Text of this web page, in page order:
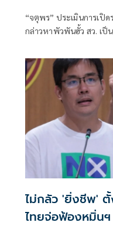
“จตุพร” ประเมินการเปิ
กล่าวหาพัวพันฮั้ว สว. เป็น
ไม่กลัว 'ยิ่งชีพ' ตั้
ไทยจ่อฟ้องหมิ่น